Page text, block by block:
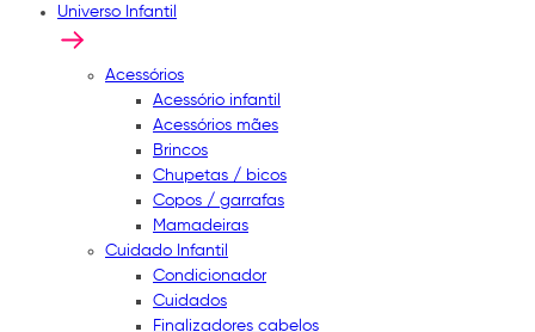
Universo Infantil
Acessórios
Acessório infantil
Acessórios mães
Brincos
Chupetas / bicos
Copos / garrafas
Mamadeiras
Cuidado Infantil
Condicionador
Cuidados
Finalizadores cabelos